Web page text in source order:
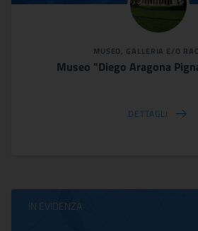
MUSEO, GALLERIA E/O
Museo "Diego Aragona
DETTAGLI
IN EVIDENZA